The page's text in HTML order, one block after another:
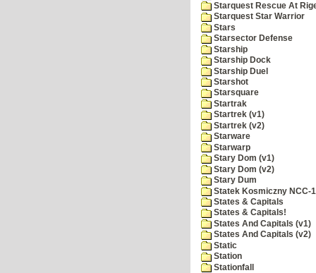
Starquest Rescue At
Starquest Star Warrior
Stars
Starsector Defense
Starship
Starship Dock
Starship Duel
Starshot
Starsquare
Startrak
Startrek (v1)
Startrek (v2)
Starware
Starwarp
Stary Dom (v1)
Stary Dom (v2)
Stary Dum
Statek Kosmiczny NCC-
States & Capitals
States & Capitals!
States And Capitals (v1)
States And Capitals (v2)
Static
Station
Stationfall